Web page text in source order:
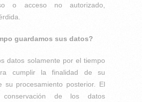
o acceso no autorizado,
guardamos sus datos?
datos solamente por el tiempo
cumplir la finalidad de su
su procesamiento posterior. El
de los datos